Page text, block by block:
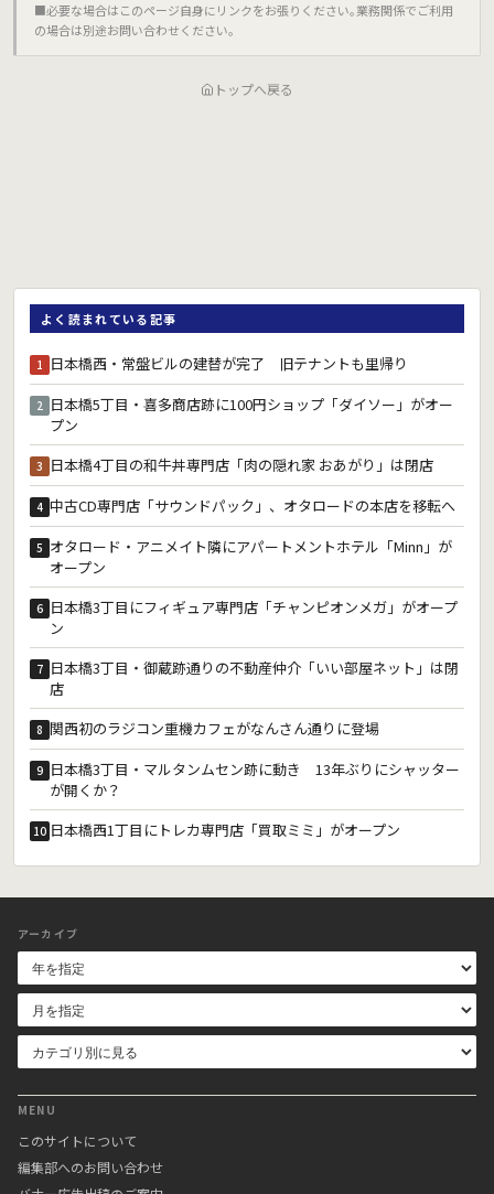
■必要な場合はこのページ自身にリンクをお張りください｡業務関係でご利用
の場合は別途お問い合わせください｡
トップへ戻る
よく読まれている記事
1 日本橋西・常盤ビルの建替が完了 旧テナントも里帰り
2 日本橋5丁目・喜多商店跡に100円ショップ「ダイソー」がオー
プン
3 日本橋4丁目の和牛丼専門店「肉の隠れ家 おあがり」は閉店
4 中古CD専門店「サウンドパック」、オタロードの本店を移転へ
5 オタロード・アニメイト隣にアパートメントホテル「Minn」が
オープン
6 日本橋3丁目にフィギュア専門店「チャンピオンメガ」がオープ
ン
7 日本橋3丁目・御蔵跡通りの不動産仲介「いい部屋ネット」は閉
店
8 関西初のラジコン重機カフェがなんさん通りに登場
9 日本橋3丁目・マルタンムセン跡に動き 13年ぶりにシャッター
が開くか？
10 日本橋西1丁目にトレカ専門店「買取ミミ」がオープン
アーカイブ
MENU
このサイトについて
編集部へのお問い合わせ